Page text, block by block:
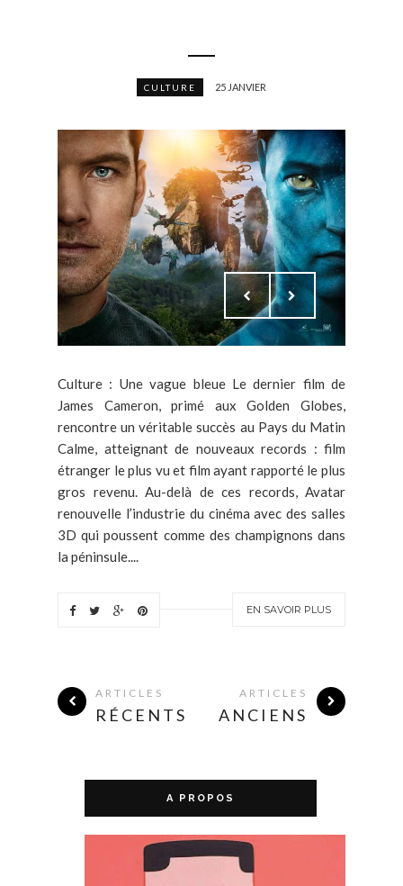
CULTURE 25 JANVIER
Culture : Une vague bleue Le dernier film de
James Cameron, primé aux Golden Globes,
rencontre un véritable succès au Pays du Matin
Calme, atteignant de nouveaux records : film
étranger le plus vu et film ayant rapporté le plus
gros revenu. Au-delà de ces records, Avatar
renouvelle l’industrie du cinéma avec des salles
3D qui poussent comme des champignons dans
la péninsule....
EN SAVOIR PLUS
ARTICLES
RÉCENTS
ARTICLES
ANCIENS
A PROPOS